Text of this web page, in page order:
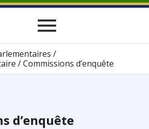
/
/Commissions d’enquête
d’enquête